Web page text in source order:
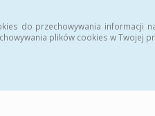
do przechowywania informacji
plików cookies w Twojej